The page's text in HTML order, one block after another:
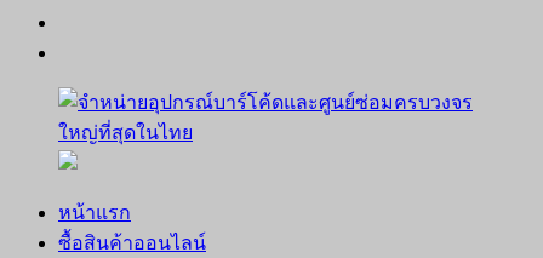
จำหน่าย
คอมพิวเตอร์
หน้าแรก
ซื้อสินค้าออนไลน์